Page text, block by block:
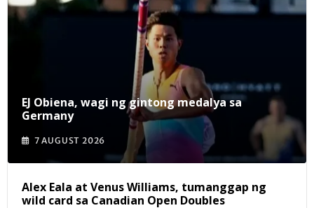
EJ Obiena, wagi ng gintong medalya sa
Germany
7 AUGUST 2026
Alex Eala at Venus Williams, tumanggap ng
wild card sa Canadian Open Doubles